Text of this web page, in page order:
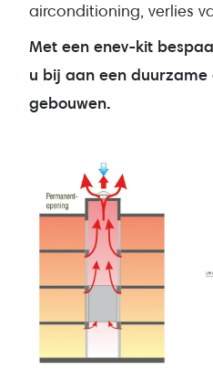
airconditioning, verlies
Met een enev-kit
u bij aan een
gebouwen.